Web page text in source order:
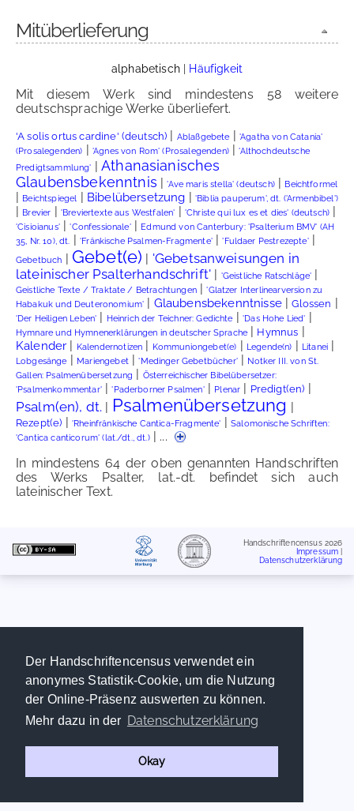
Der Handschriftencensus verwendet ein
anonymes Statistik-Cookie, um die Nutzung
der Online-Präsenz auswerten zu können.
Mehr dazu in der Datenschutzerklärung
Okay
Mitüberlieferung
alphabetisch| Häufigkeit
Mit diesem Werk sind mindestens 58 weitere
deutschsprachige Werke überliefert.
'A solis ortus cardine' (deutsch) | Ablaßgebete |'Agatha von Catania'
(Prosalegenden) | 'Agnes von Rom' (Prosalegenden)|'Althochdeutsche
Predigtsammlung' |Athanasianisches
Glaubensbekenntnis |'Ave maris stella' (deutsch)| Beichtformel
| Beichtspiegel | Bibelübersetzung | 'Biblia pauperum', dt. ('Armenbibel')
| Brevier | 'Breviertexte aus Westfalen' | 'Christe qui lux es et dies' (deutsch) |
'Cisioianus'|'Confessionale'| Edmund von Canterbury: 'Psalterium BMV' (AH
35, Nr. 10), dt. |'Fränkische Psalmen-Fragmente'|'Fuldaer Pestrezepte'|
Gebetbuch | Gebet(e) | 'Gebetsanweisungen in
lateinischer Psalterhandschrift' | 'Geistliche Ratschläge' |
Geistliche Texte / Traktate / Betrachtungen|'Glatzer Interlinearversion zu
Habakuk und Deuteronomium' | Glaubensbekenntnisse|Glossen |
'Der Heiligen Leben' | Heinrich der Teichner: Gedichte |'Das Hohe Lied' |
Hymnare und Hymnenerklärungen in deutscher Sprache | Hymnus |
Kalender | Kalendernotizen | Kommuniongebet(e) | Legende(n) | Litanei |
Lobgesänge | Mariengebet|'Medinger Gebetbücher'| Notker III. von St.
Gallen: Psalmenübersetzung | Österreichischer Bibelübersetzer:
'Psalmenkommentar'|'Paderborner Psalmen'| Plenar | Predigt(en) |
Psalm(en), dt. | Psalmenübersetzung |
Rezept(e) | 'Rheinfränkische Cantica-Fragmente' |Salomonische Schriften:
'Cantica canticorum' (lat./dt., dt.)| ...
In mindestens 64 der oben genannten Handschriften
des Werks Psalter, lat.-dt. befindet sich auch
lateinischer Text.
Handschriftencensus 2026
Impressum
Datenschutzerklärung